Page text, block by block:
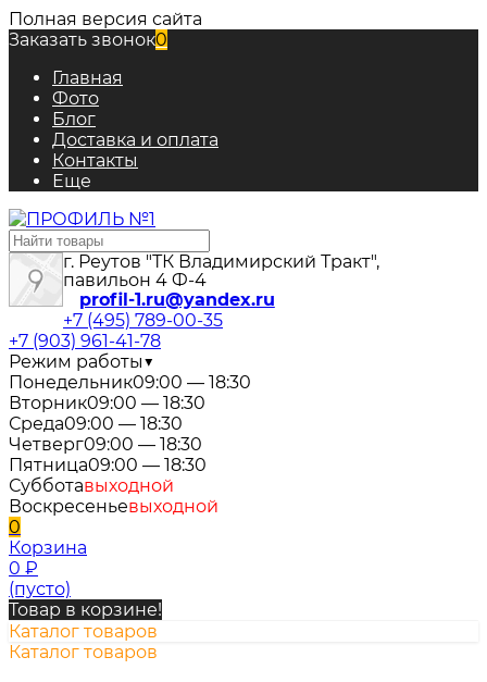
Полная версия сайта
Заказать звонок0
Главная
Фото
Блог
Доставка и оплата
Контакты
Еще
г. Реутов "ТК Владимирский Тракт",
павильон 4 Ф-4
profil-1.ru@yandex.ru
+7 (495) 789-00-35
+7 (903) 961-41-78
Режим работы▼
Понедельник09:00 — 18:30
Вторник09:00 — 18:30
Среда09:00 — 18:30
Четверг09:00 — 18:30
Пятница09:00 — 18:30
Субботавыходной
Воскресеньевыходной
0
Корзина
0 ₽
(пусто)
Товар в корзине!
Каталог товаров
Каталог товаров